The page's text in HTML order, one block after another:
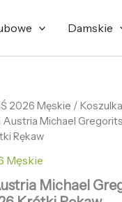
Damskie
2026 Męskie /
Austria Michael
Rękaw
Męskie
Michael
Aktualna
cena
wynosi:
132,57 zł.